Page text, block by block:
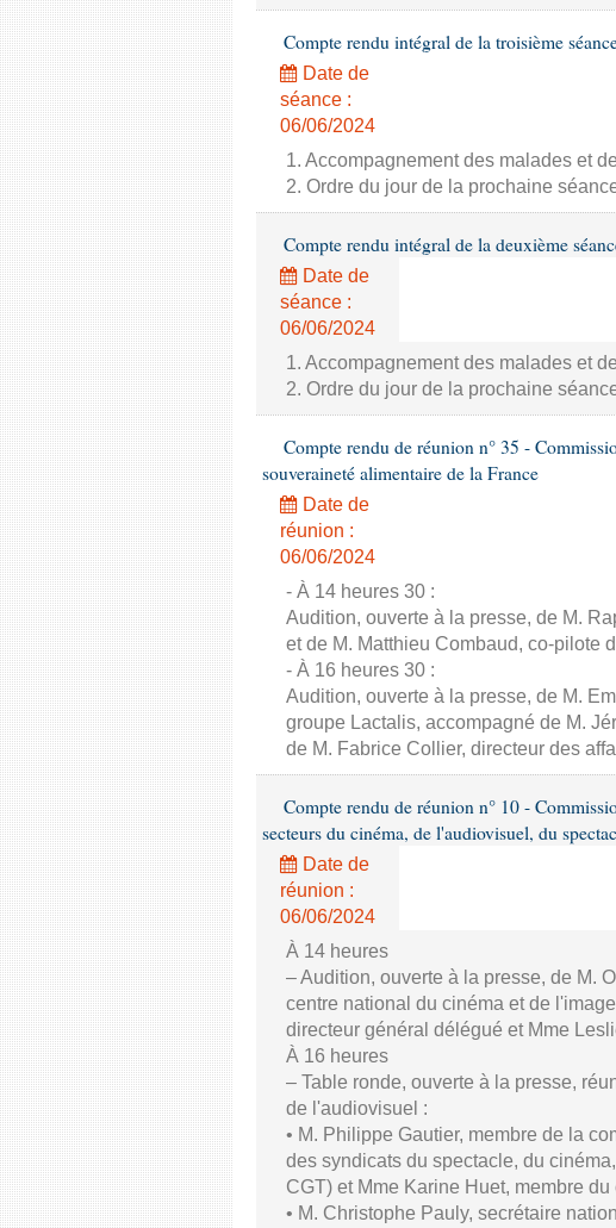
Compte rendu intégral de la troisième
Date de
séance :
06/06/2024
1. Accompagnement des malades et
2. Ordre du jour de la prochaine
Compte rendu intégral de la deuxième
Date de
séance :
06/06/2024
1. Accompagnement des malades et
2. Ordre du jour de la prochaine
Compte rendu de réunion n° 35 -
souveraineté alimentaire de la France
Date de
réunion :
06/06/2024
- À 14 heures 30 :
Audition, ouverte à la presse, de M.
et de M. Matthieu Combaud, co-pilote
- À 16 heures 30 :
Audition, ouverte à la presse, de M.
groupe Lactalis, accompagné de M.
de M. Fabrice Collier, directeur des
Compte rendu de réunion n° 10 -
secteurs du cinéma, de l'audiovisuel, du
Date de
réunion :
06/06/2024
À 14 heures
– Audition, ouverte à la presse, de M.
centre national du cinéma et de
directeur général délégué et Mme
À 16 heures
– Table ronde, ouverte à la presse,
de l'audiovisuel :
• M. Philippe Gautier, membre de la
des syndicats du spectacle, du
CGT) et Mme Karine Huet, membre
• M. Christophe Pauly, secrétaire